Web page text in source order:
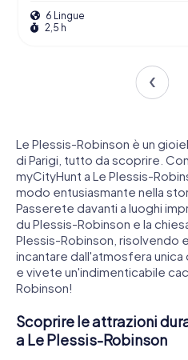
6 Lingue
2,5 h
Le Plessis-Robinson è un
di Parigi, tutto da scoprire.
myCityHunt a Le Plessis-
modo entusiasmante nella
Passerete davanti a luoghi
du Plessis-Robinson e la
Plessis-Robinson, risolvendo
incantare dall'atmosfera
e vivete un'indimenticabile
Robinson!
Scoprire le attrazioni
a Le Plessis-Robinson